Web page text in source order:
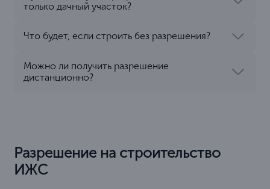
только дачный участок?
Что будет, если строить без разрешения?
Можно ли получить разрешение
дистанционно?
Разрешение на строительство
ИЖС